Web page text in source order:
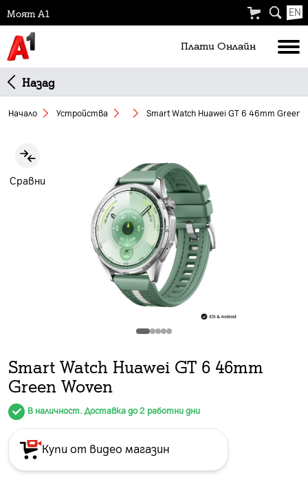
Моят А1 EN
Плати Oнлайн
Назад
Начало Устройства Smart Watch Huawei GT 6 46mm Green
Сравни
Smart Watch Huawei GT 6 46mm
Green Woven
В наличност. Доставка до 2 работни дни
Купи от видео магазин